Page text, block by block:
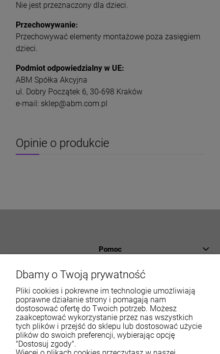
Nie jest przeznaczony dla dzieci.
Przechowywanie:
Przechowywać elementy montażowe poza zasięgiem
dzieci.
Podmiot odpowiedzialny w UE:
ABM Spółka Akcyjna
ul. Dobry Początek 6, 30-698 Kraków
e-mail: sklep@abm.com.pl
Opinie o produkcie
Pomoc
Płatności i dostawa
Informacje
O nas
Moje konto
Dbamy o Twoją prywatność
Pliki cookies i pokrewne im technologie umożliwiają
poprawne działanie strony i pomagają nam
dostosować ofertę do Twoich potrzeb. Możesz
zaakceptować wykorzystanie przez nas wszystkich
tych plików i przejść do sklepu lub dostosować użycie
plików do swoich preferencji, wybierając opcję
"Dostosuj zgody".